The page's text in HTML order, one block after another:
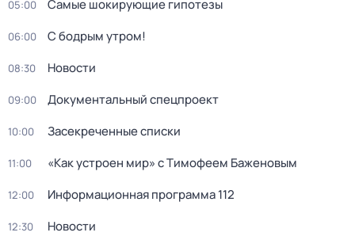
05:00 Самые шoкиpующие гипотезы
06:00 С бодрым утром!
08:30 Новости
09:00 Документальный спецпроект
10:00 Зacекрeченные cписки
11:00 «Как устроен мир» с Тимофеем Баженовым
12:00 Информационная программа 112
12:30 Новости